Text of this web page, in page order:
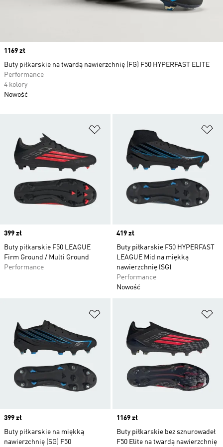
Price
399 zł
Buty piłkarskie F50 LEAGUE
Firm Ground / Multi Ground
Performance
Price
419 zł
Buty piłkarskie F50 HYPERFAST
LEAGUE Mid na miękką
nawierzchnię (SG)
Performance
Nowość
Price
399 zł
Buty piłkarskie na miękką
nawierzchnię (SG) F50
Price
1169 zł
Buty piłkarskie bez sznurowadeł
F50 Elite na twardą nawierzchnię
Price
1169 zł
Buty piłkarskie na twardą nawierzchnię (FG) F50 HYPERFAST ELITE
Performance
4 kolory
Nowość